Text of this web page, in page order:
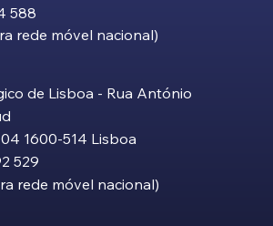
588
rede móvel nacional)
de Lisboa - Rua António
1600-514 Lisboa
529
rede móvel nacional)